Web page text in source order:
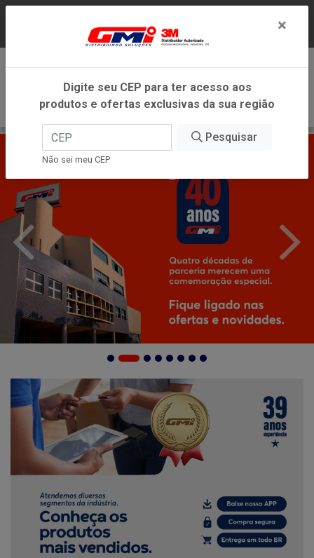
DENTRO DO ESTADO DE MINAS GERAIS.
×
Digite seu CEP para ter acesso aos
produtos e ofertas exclusivas da sua região
Pesquisar
Não sei meu CEP